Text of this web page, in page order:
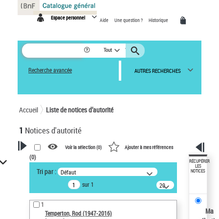
Espace personnel Aide Une question ? Historique
Tout
Recherche avancée AUTRES RECHERCHES
Accueil Liste de notices d’autorité
1 Notices d'autorité
VOTRE RECHERCHE
Recherche avancée dans les
notices d’autorité
Œuvres liées à l'auteur :
Temperton, Rod (1947-2016)
Voir la sélection (0) Ajouter à mes références
(0)
Tri par : Défaut
sur 1
20
résultats/page
1
Temperton, Rod (1947-2016)
RÉCUPÉRER
LES
NOTICES
Ma
Panneau de gestion des cookies